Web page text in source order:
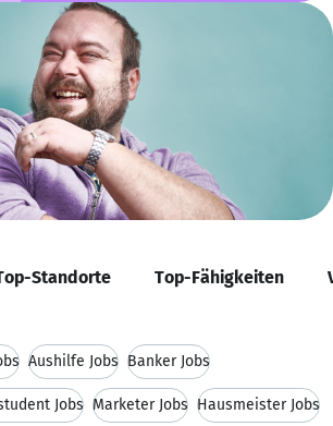
Standorte Top-Fähigkeiten
Aushilfe Jobs Banker Jobs
Jobs Marketer Jobs Hausmeister Jobs